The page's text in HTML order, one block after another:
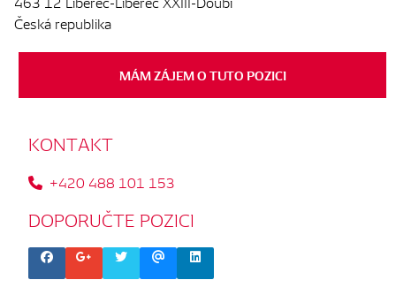
Česká republika
MÁM ZÁJEM O TUTO POZICI
KONTAKT
+420 488 101 153
DOPORUČTE POZICI